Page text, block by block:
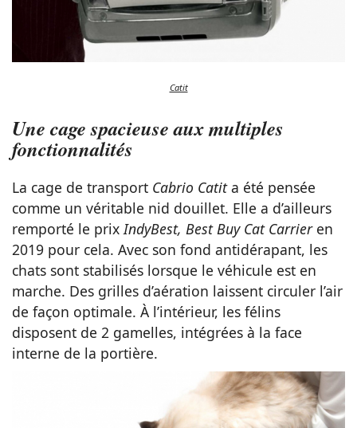
Catit
Une cage spacieuse aux multiples
fonctionnalités
La cage de transport Cabrio Catita été pensée
comme un véritable nid douillet. Elle a d’ailleurs
remporté le prixIndyBest, Best Buy Cat Carrieren
2019 pour cela. Avec son fond antidérapant, les
chats sont stabilisés lorsque le véhicule est en
marche. Des grilles d’aération laissent circuler l’air
de façon optimale. À l’intérieur, les félins
disposent de 2 gamelles, intégrées à la face
interne de la portière.